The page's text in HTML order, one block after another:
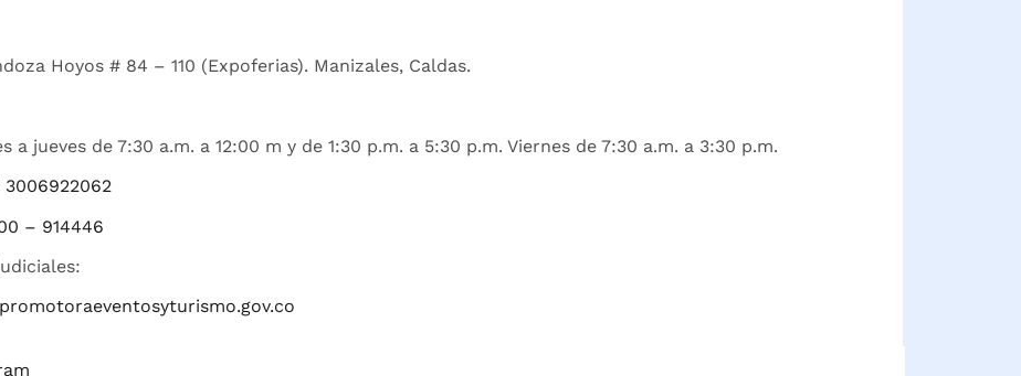
Hoyos # 84 – 110 (Expoferias). Manizales, Caldas.
a jueves de 7:30 a.m. a 12:00 m y de 1:30 p.m. a 5:30 p.m. Viernes de 7:30 a.m. a 3:30 p.m.
3006922062
– 914446